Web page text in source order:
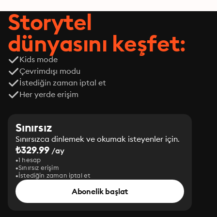
Storytel
dünyasını keşfet:
Kids mode
Çevrimdışı modu
İstediğin zaman iptal et
Her yerde erişim
Sınırsız
Sınırsızca dinlemek ve okumak isteyenler için.
₺329.99 /ay
1 hesap
Sınırsız erişim
İstediğin zaman iptal et
Abonelik başlat